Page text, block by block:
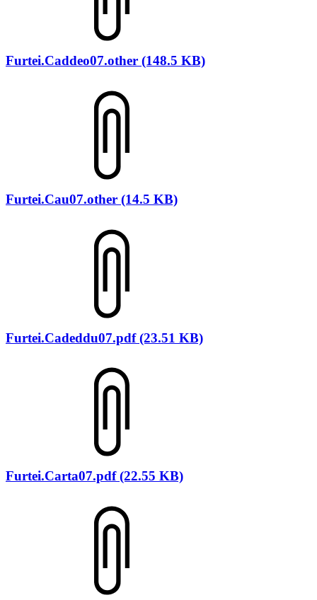
Furtei.Caddeo07.other (148.5 KB)
Furtei.Cau07.other (14.5 KB)
Furtei.Cadeddu07.pdf (23.51 KB)
Furtei.Carta07.pdf (22.55 KB)